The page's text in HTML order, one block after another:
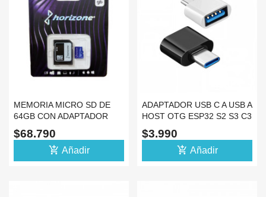
MEMORIA MICRO SD DE
64GB CON ADAPTADOR
PARA PC
$68.790
add_shopping_cart Añadir
ADAPTADOR USB C A USB A
HOST OTG ESP32 S2 S3 C3
$3.990
add_shopping_cart Añadir